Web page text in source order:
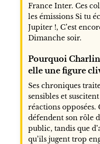
France Inter. Ces
les émissions Si tu
Jupiter !, C’est
Dimanche soir.
Pourquoi
elle une figure
Ses chroniques
sensibles et
réactions opposées.
défendent son rôle
public, tandis que
qu’ils jugent trop